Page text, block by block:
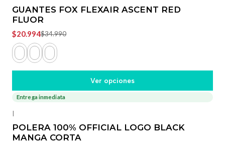
GUANTES FOX FLEXAIR ASCENT RED
FLUOR
$20.994$34.990
Ver opciones
Entrega inmediata
|
POLERA 100% OFFICIAL LOGO BLACK
MANGA CORTA